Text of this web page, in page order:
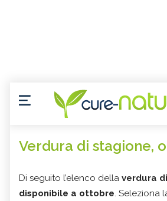
Verdura di stagione,
Di seguito l’elenco della verdura
disponibile a ottobre. Seleziona